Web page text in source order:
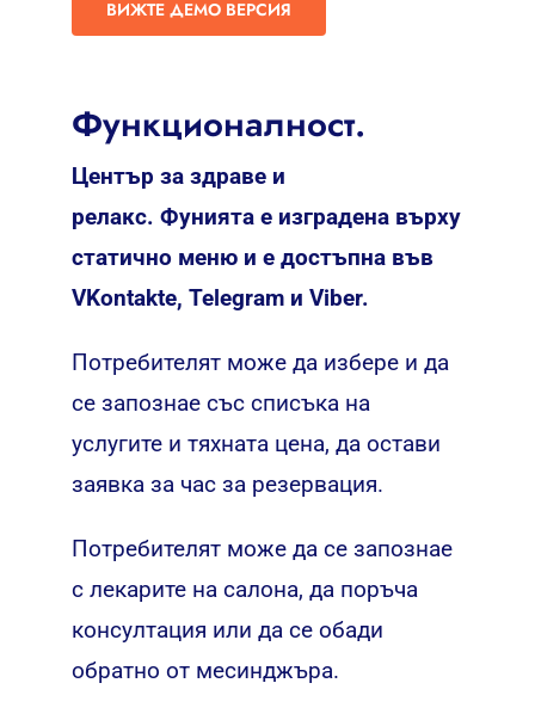
ВИЖТЕ ДЕМО ВЕРСИЯ
Функционалност.
Център за здраве и
релакс. Фунията е изградена върху
статично меню и е достъпна във
VKontakte, Telegram и Viber.
Потребителят може да избере и да
се запознае със списъка на
услугите и тяхната цена, да остави
заявка за час за резервация.
Потребителят може да се запознае
с лекарите на салона, да поръча
консултация или да се обади
обратно от месинджъра.